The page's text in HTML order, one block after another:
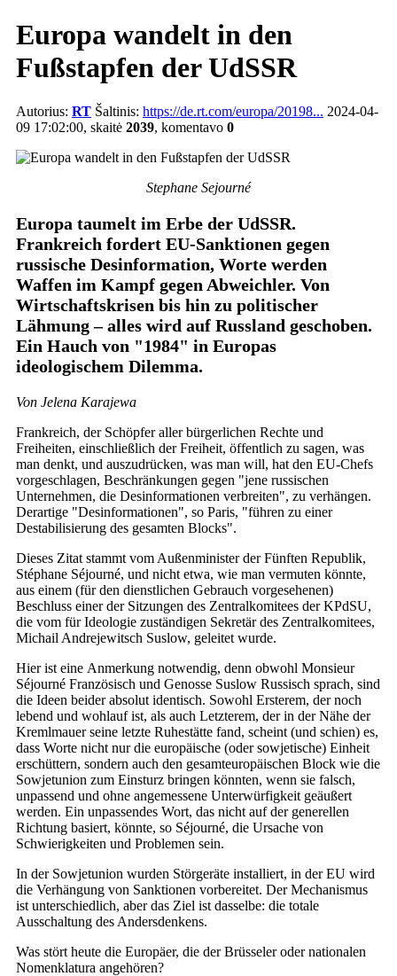
Europa wandelt in den
Fußstapfen der UdSSR
Autorius: RT Šaltinis: https://de.rt.com/europa/20198... 2024-04-
09 17:02:00, skaitė 2039, komentavo 0
Stephane Sejourné
Europa taumelt im Erbe der UdSSR.
Frankreich fordert EU-Sanktionen gegen
russische Desinformation, Worte werden
Waffen im Kampf gegen Abweichler. Von
Wirtschaftskrisen bis hin zu politischer
Lähmung ‒ alles wird auf Russland geschoben.
Ein Hauch von "1984" in Europas
ideologischem Dilemma.
Von Jelena Karajewa
Frankreich, der Schöpfer aller bürgerlichen Rechte und
Freiheiten, einschließlich der Freiheit, öffentlich zu sagen, was
man denkt, und auszudrücken, was man will, hat den EU-Chefs
vorgeschlagen, Beschränkungen gegen "jene russischen
Unternehmen, die Desinformationen verbreiten", zu verhängen.
Derartige "Desinformationen", so Paris, "führen zu einer
Destabilisierung des gesamten Blocks".
Dieses Zitat stammt vom Außenminister der Fünften Republik,
Stéphane Séjourné, und nicht etwa, wie man vermuten könnte,
aus einem (für den dienstlichen Gebrauch vorgesehenen)
Beschluss einer der Sitzungen des Zentralkomitees der KPdSU,
die vom für Ideologie zuständigen Sekretär des Zentralkomitees,
Michail Andrejewitsch Suslow, geleitet wurde.
Hier ist eine Anmerkung notwendig, denn obwohl Monsieur
Séjourné Französisch und Genosse Suslow Russisch sprach, sind
die Ideen beider absolut identisch. Sowohl Ersterem, der noch
lebend und wohlauf ist, als auch Letzterem, der in der Nähe der
Kremlmauer seine letzte Ruhestätte fand, scheint (und schien) es,
dass Worte nicht nur die europäische (oder sowjetische) Einheit
erschüttern, sondern auch den gesamteuropäischen Block wie die
Sowjetunion zum Einsturz bringen könnten, wenn sie falsch,
unpassend und ohne angemessene Unterwürfigkeit geäußert
werden. Ein unpassendes Wort, das nicht auf der generellen
Richtung basiert, könnte, so Séjourné, die Ursache von
Schwierigkeiten und Problemen sein.
In der Sowjetunion wurden Störgeräte installiert, in der EU wird
die Verhängung von Sanktionen vorbereitet. Der Mechanismus
ist unterschiedlich, aber das Ziel ist dasselbe: die totale
Ausschaltung des Andersdenkens.
Was stört heute die Europäer, die der Brüsseler oder nationalen
Nomenklatura angehören?